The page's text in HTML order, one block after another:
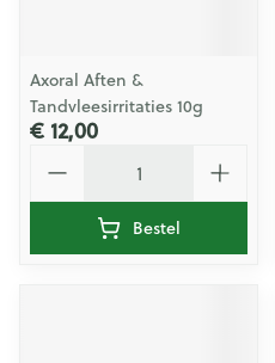
Axoral Aften &
Tandvleesirritaties 10g
€ 12,00
Bestel